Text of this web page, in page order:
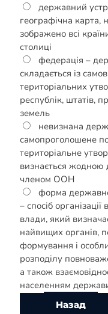
державний
географічна карта,
зображено всі
столиці
федерація –
складається із
територіальних
республік, штатів,
земель
невизнана
самопроголошене
територіальне
визнається
членом ООН
форма
– спосіб організації
влади, який
найвищих органів,
формування і
розподілу
а також
населенням